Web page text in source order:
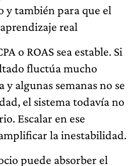
y también para que el
real
o ROAS sea estable. Si
fluctúa mucho
y algunas semanas no se
el sistema todavía no
Escalar en ese
la inestabilidad.
puede absorber el